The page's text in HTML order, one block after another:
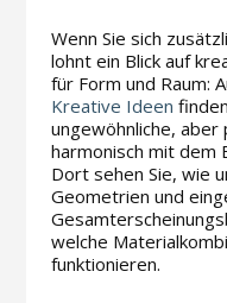
Wenn Sie sich
lohnt ein Blick auf
für Form und Raum:
Kreative Ideen
ungewöhnliche, aber
harmonisch mit dem
Dort sehen Sie, wie
Geometrien und
welche
funktionieren.